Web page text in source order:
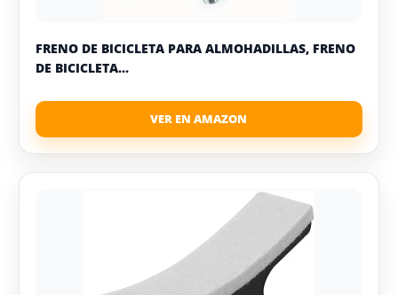
FRENO DE BICICLETA PARA ALMOHADILLAS, FRENO
DE BICICLETA...